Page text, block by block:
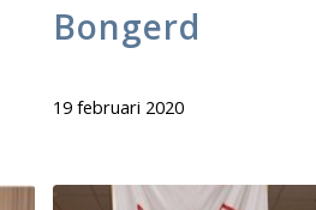
Bongerd
19 februari 2020